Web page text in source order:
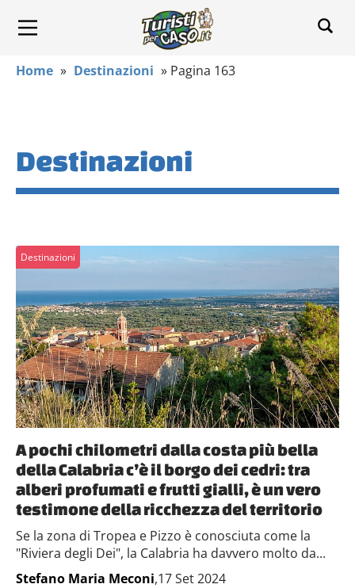
Home » Destinazioni » Pagina 163
Destinazioni
Destinazioni
A pochi chilometri dalla costa più bella
della Calabria c’è il borgo dei cedri: tra
alberi profumati e frutti gialli, è un vero
testimone della ricchezza del territorio
Se la zona di Tropea e Pizzo è conosciuta come la
"Riviera degli Dei", la Calabria ha davvero molto da...
Stefano Maria Meconi,17 Set 2024